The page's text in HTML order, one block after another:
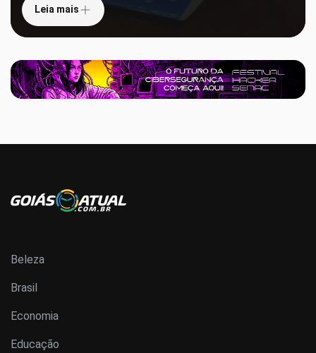
Leia mais
Beleza
Brasil
Economia
Educação